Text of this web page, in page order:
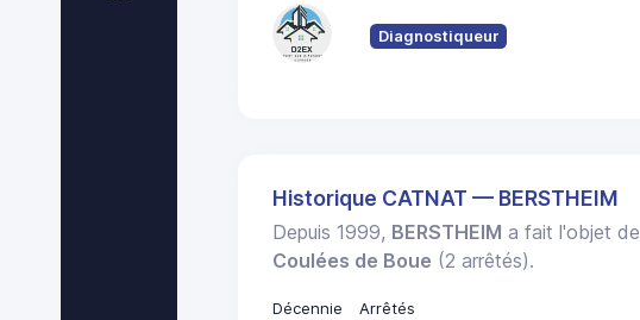
Diagnostiqueur
Historique CATNAT — BERSTHEIM
Depuis 1999, BERSTHEIM a fait l'objet de
Coulées de Boue (2 arrêtés).
Décennie
Arrêtés